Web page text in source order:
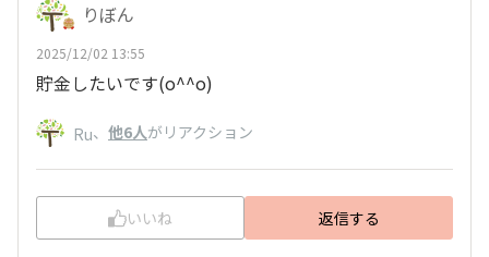
りぼん
2025/12/02 13:55
貯金したいです(o^^o)
Ru、 他6人がリアクション
いいね 返信する